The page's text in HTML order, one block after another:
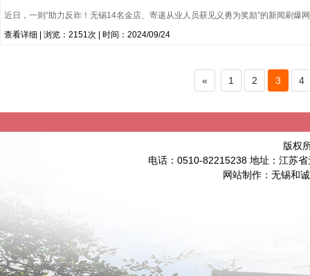
近日，一则“助力反诈！无锡14名金店、寄递从业人员获见义勇为奖励”的新闻刷
查看详细 | 浏览：2151次 | 时间：2024/09/24
« 1 2 3 4
版权
电话：0510-82215238 地址：江苏
网站制作： 无锡和